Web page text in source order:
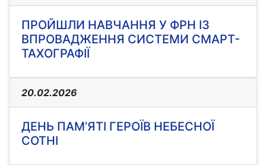
ПРОЙШЛИ НАВЧАННЯ У ФРН ІЗ
ВПРОВАДЖЕННЯ СИСТЕМИ СМАРТ-
ТАХОГРАФІЇ
20.02.2026
ДЕНЬ ПАМ’ЯТІ ГЕРОЇВ НЕБЕСНОЇ
СОТНІ